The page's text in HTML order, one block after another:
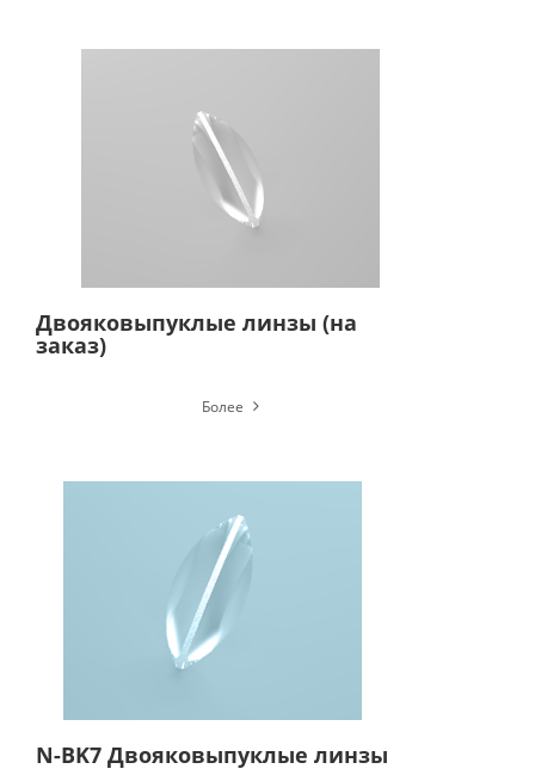
Двояковыпуклые линзы (на
заказ)
Более
N-BK7 Двояковыпуклые линзы